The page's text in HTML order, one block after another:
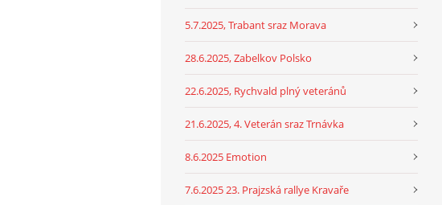
5.7.2025, Trabant sraz Morava
28.6.2025, Zabelkov Polsko
22.6.2025, Rychvald plný veteránů
21.6.2025, 4. Veterán sraz Trnávka
8.6.2025 Emotion
7.6.2025 23. Prajzská rallye Kravaře